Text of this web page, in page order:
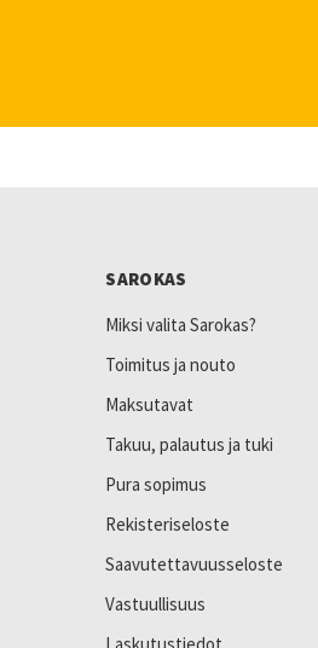
SAROKAS
Miksi valita Sarokas?
Toimitus ja nouto
Maksutavat
Takuu, palautus ja tuki
Pura sopimus
Rekisteriseloste
Saavutettavuusseloste
Vastuullisuus